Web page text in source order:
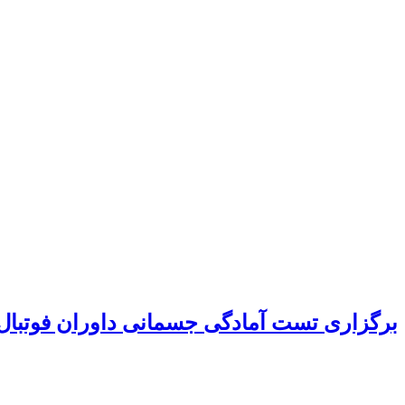
برگزاری تست آمادگی جسمانی داوران